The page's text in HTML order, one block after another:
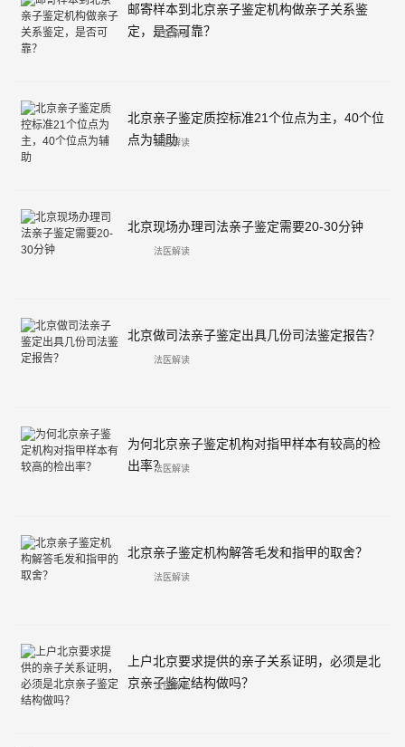
邮寄样本到北京亲子鉴定机构做亲子关系鉴
定，是否可靠？
法医解读
北京亲子鉴定质控标准21个位点为主，40个位
点为辅助
法医解读
北京现场办理司法亲子鉴定需要20-30分钟
法医解读
北京做司法亲子鉴定出具几份司法鉴定报告？
法医解读
为何北京亲子鉴定机构对指甲样本有较高的检
出率？法医解读
北京亲子鉴定机构解答毛发和指甲的取舍？
法医解读
上户北京要求提供的亲子关系证明，必须是北
京亲子鉴定结构做吗？
法医解读